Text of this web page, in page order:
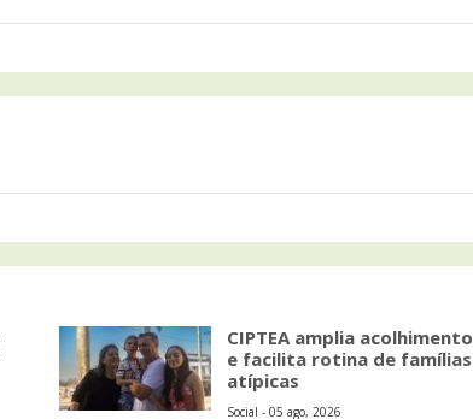
CIPTEA amplia acolhimento
e facilita rotina de famílias
atípicas
Social - 05 ago, 2026